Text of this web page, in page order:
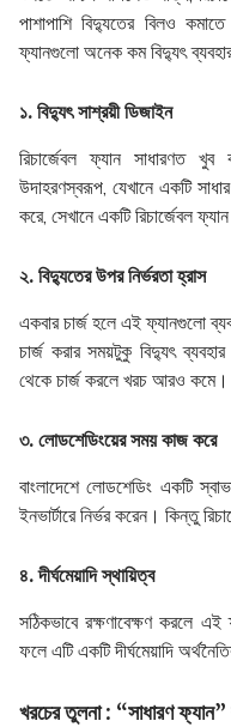
পাশাপাশি বিদ্যুতের বিলও
ফ্যানগুলো অনেক কম বিদ্যুৎ ব্যবহার
১. বিদ্যুৎ সাশ্রয়ী ডিজাইন
রিচার্জেবল ফ্যান সাধারণত
উদাহরণস্বরূপ, যেখানে একটি
করে, সেখানে একটি রিচার্জেবল
২. বিদ্যুতের উপর নির্ভরতা হ্রাস
একবার চার্জ হলে এই ফ্যানগুলো
চার্জ করার সময়টুকু বিদ্যুৎ
থেকে চার্জ করলে খরচ আরও কমে।
৩. লোডশেডিংয়ের সময় কাজ করে
বাংলাদেশে লোডশেডিং একটি
ইনভার্টারে নির্ভর করেন। কিন্তু
৪. দীর্ঘমেয়াদি স্থায়িত্ব
সঠিকভাবে রক্ষণাবেক্ষণ করলে
ফলে এটি একটি দীর্ঘমেয়াদি
খরচের তুলনা : “সাধারণ ফ্যান”